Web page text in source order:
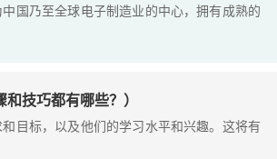
国乃至全球电子制造业的中心，拥有成熟的
技巧都有哪些？）
目标，以及他们的学习水平和兴趣。这将有